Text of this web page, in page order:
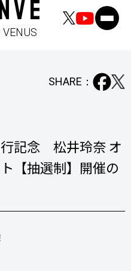
SHARE：
行記念 松井玲奈 オ
【抽選制】開催の